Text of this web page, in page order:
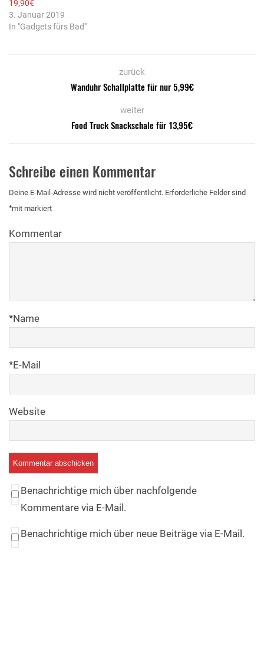
19,90€
3. Januar 2019
In "Gadgets fürs Bad"
zurück
Wanduhr Schallplatte für nur 5,99€
weiter
Food Truck Snackschale für 13,95€
Schreibe einen Kommentar
Deine E-Mail-Adresse wird nicht veröffentlicht. Erforderliche Felder sind
mit
* markiert
Kommentar
Name
*
E-Mail
*
Website
Benachrichtige mich über nachfolgende
Kommentare via E-Mail.
Benachrichtige mich über neue Beiträge via E-Mail.